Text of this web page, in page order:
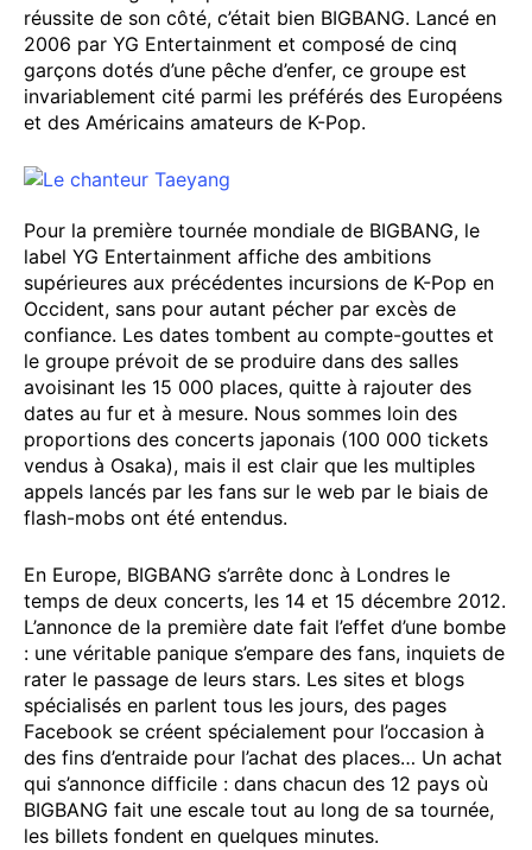
réussite de son côté, c’était bien BIGBANG. Lancé en
2006 par YG Entertainment et composé de cinq
garçons dotés d’une pêche d’enfer, ce groupe est
invariablement cité parmi les préférés des Européens
et des Américains amateurs de K-Pop.
Pour la première tournée mondiale de BIGBANG, le
label YG Entertainment affiche des ambitions
supérieures aux précédentes incursions de K-Pop en
Occident, sans pour autant pécher par excès de
confiance. Les dates tombent au compte-gouttes et
le groupe prévoit de se produire dans des salles
avoisinant les 15 000 places, quitte à rajouter des
dates au fur et à mesure. Nous sommes loin des
proportions des concerts japonais (100 000 tickets
vendus à Osaka), mais il est clair que les multiples
appels lancés par les fans sur le web par le biais de
flash-mobs ont été entendus.
En Europe, BIGBANG s’arrête donc à Londres le
temps de deux concerts, les 14 et 15 décembre 2012.
L’annonce de la première date fait l’effet d’une bombe
: une véritable panique s’empare des fans, inquiets de
rater le passage de leurs stars. Les sites et blogs
spécialisés en parlent tous les jours, des pages
Facebook se créent spécialement pour l’occasion à
des fins d’entraide pour l’achat des places… Un achat
qui s’annonce difficile : dans chacun des 12 pays où
BIGBANG fait une escale tout au long de sa tournée,
les billets fondent en quelques minutes.